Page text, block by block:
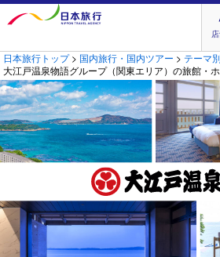
日本旅行トップ> 国内旅行・国内ツアー >テーマ
大江戸温泉物語グループ（関東エリア）の旅館・